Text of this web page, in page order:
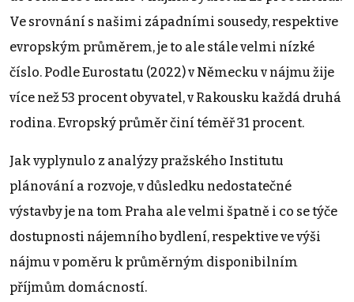
Ve srovnání s našimi západními sousedy, respektive
evropským průměrem, je to ale stále velmi nízké
číslo. Podle Eurostatu (2022) v Německu v nájmu žije
více než 53 procent obyvatel, v Rakousku každá druhá
rodina. Evropský průměr činí téměř 31 procent.
Jak vyplynulo z analýzy pražského Institutu
plánování a rozvoje, v důsledku nedostatečné
výstavby je na tom Praha ale velmi špatně i co se týče
dostupnosti nájemního bydlení, respektive ve výši
nájmu v poměru k průměrným disponibilním
příjmům domácností.